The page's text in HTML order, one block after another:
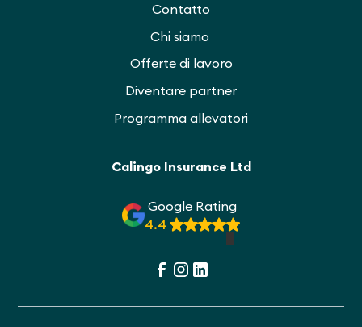
Calingo Insurance Ltd
Google Rating
4.4
Contatto
Chi siamo
Offerte di lavoro
Diventare partner
Programma allevatori